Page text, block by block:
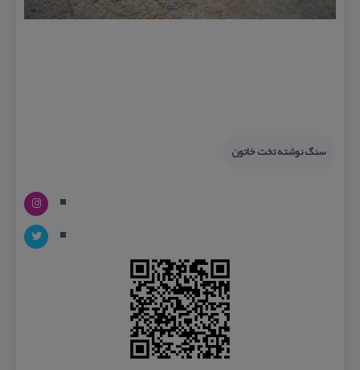
سنگ نوشته تخت خاتون